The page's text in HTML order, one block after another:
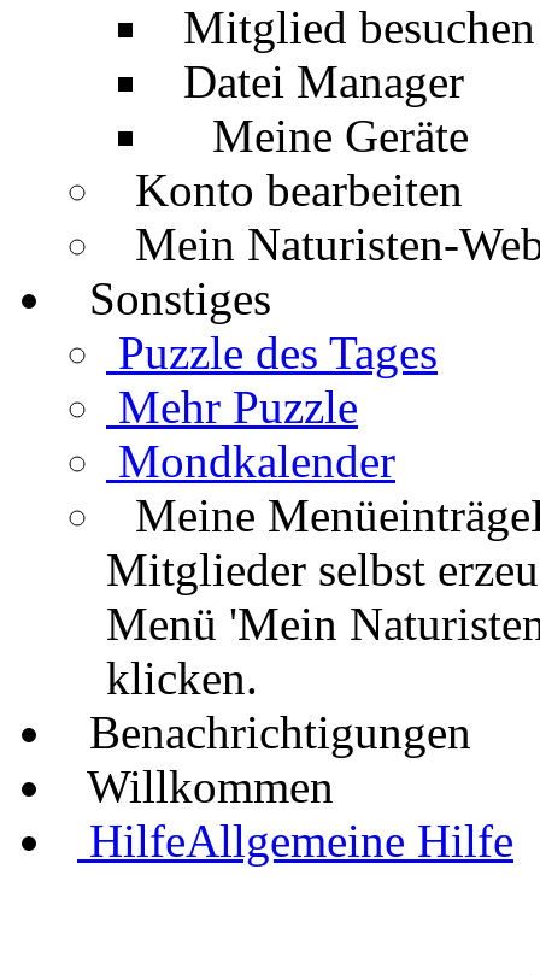
Mitglied besuchen
Datei Manager
Meine Geräte
Konto bearbeiten
Mein Naturisten-
Sonstiges
Puzzle des Tages
Mehr Puzzle
Mondkalender
Meine Menüeinträge
Mitglieder selbst
Menü 'Mein
klicken.
Benachrichtigungen
Willkommen
HilfeAllgemeine Hilfe